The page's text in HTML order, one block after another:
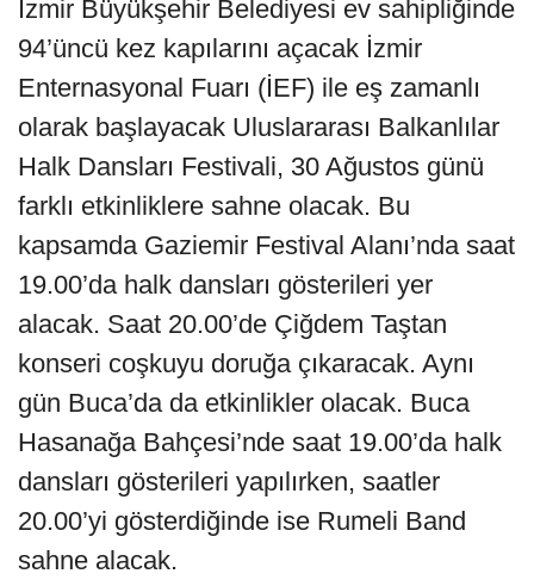
İzmir Büyükşehir Belediyesi ev sahipliğinde
94’üncü kez kapılarını açacak İzmir
Enternasyonal Fuarı (İEF) ile eş zamanlı
olarak başlayacak Uluslararası Balkanlılar
Halk Dansları Festivali, 30 Ağustos günü
farklı etkinliklere sahne olacak. Bu
kapsamda Gaziemir Festival Alanı’nda saat
19.00’da halk dansları gösterileri yer
alacak. Saat 20.00’de Çiğdem Taştan
konseri coşkuyu doruğa çıkaracak. Aynı
gün Buca’da da etkinlikler olacak. Buca
Hasanağa Bahçesi’nde saat 19.00’da halk
dansları gösterileri yapılırken, saatler
20.00’yi gösterdiğinde ise Rumeli Band
sahne alacak.